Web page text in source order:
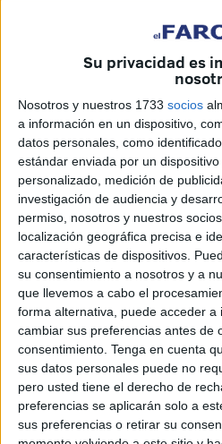
Su privacidad es
Nosotros y nuestros 1733 socios
a información en un dispositivo,
datos personales, como
estándar enviada por un
personalizado, medición de
investigación de audiencia y
permiso, nosotros y nuestros
localización geográfica precisa e
características de dispositivos.
su consentimiento a nosotros y a
que llevemos a cabo el
forma alternativa, puede acceder
cambiar sus preferencias antes de
consentimiento. Tenga en cuenta
sus datos personales puede no
pero usted tiene el derecho de
preferencias se aplicarán solo a
sus preferencias o retirar su
terapia que
paciente respire
concentraciones
ambientes
hiperbáricas)